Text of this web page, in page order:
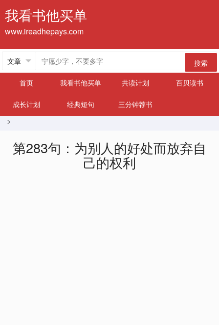
我看书他买单
www.ireadhepays.com
搜索
首页
我看书他买单 共读计划 百贝读书
成长计划 经典短句
三分钟荐书
—>
第283句：为别人的好处而放弃自
己的权利